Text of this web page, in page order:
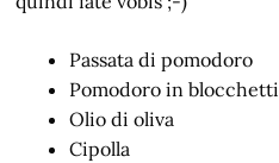
Passata di pomodoro
Pomodoro in blocchetti
Olio di oliva
Cipolla